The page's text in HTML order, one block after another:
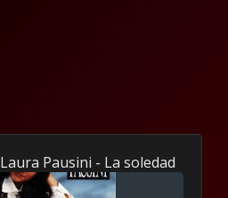
Laura Pausini - La soledad